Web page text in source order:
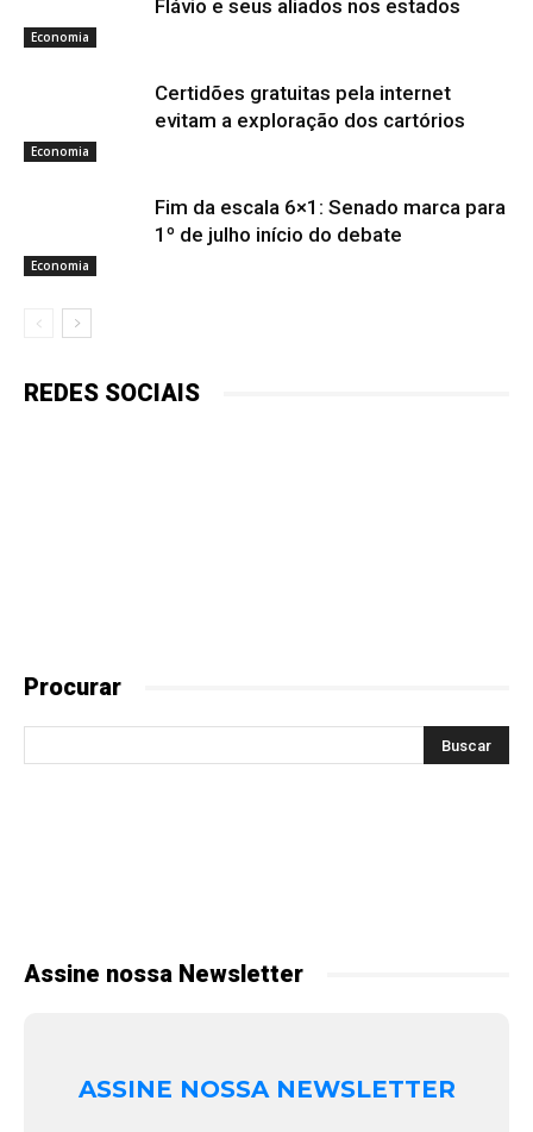
Economia
Flávio e seus aliados nos estados
Economia
Certidões gratuitas pela internet
evitam a exploração dos cartórios
Economia
Fim da escala 6×1: Senado marca para
1º de julho início do debate
REDES SOCIAIS
Procurar
Assine nossa Newsletter
ASSINE NOSSA NEWSLETTER